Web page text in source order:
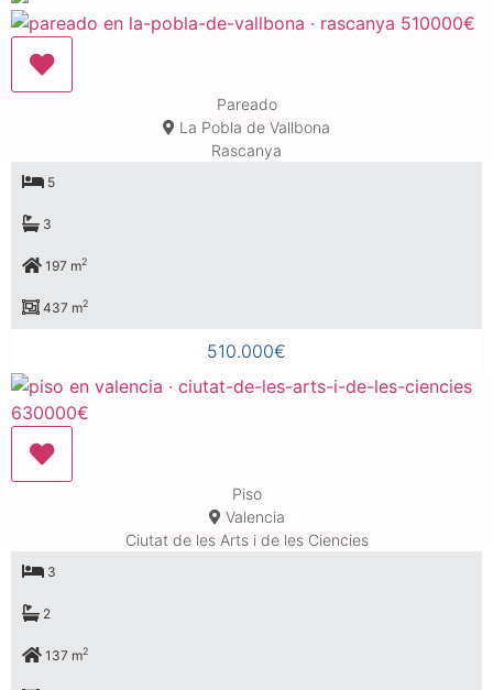
Pareado
La Pobla de Vallbona
Rascanya
5
3
197 m2
437 m2
510.000€
Piso
Valencia
Ciutat de les Arts i de les Ciencies
3
2
137 m2